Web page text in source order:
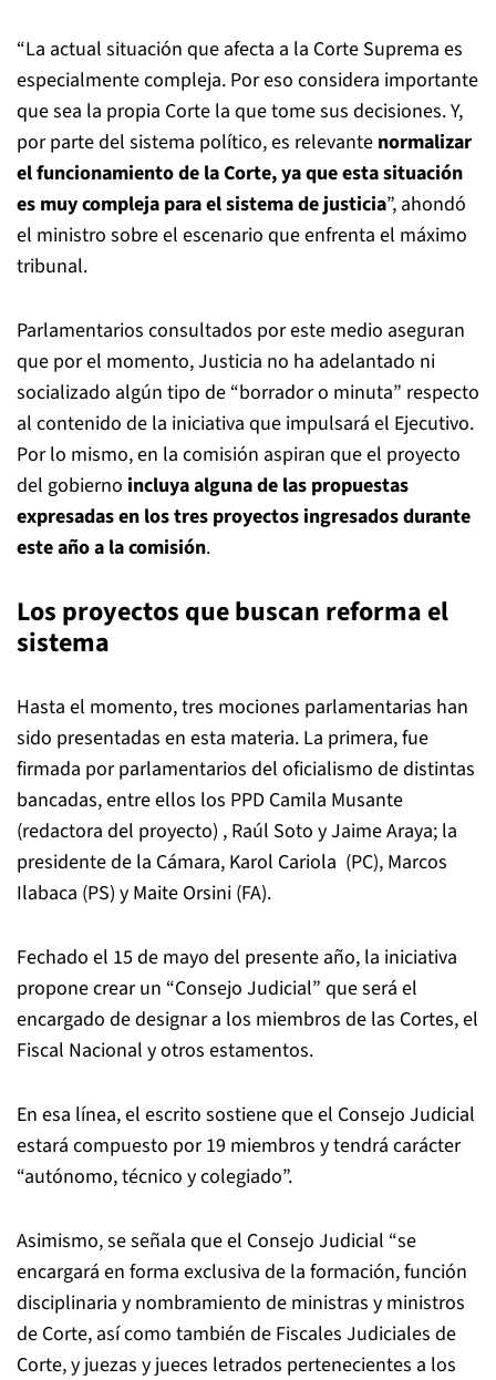
“La actual situación que afecta a la Corte Suprema es
especialmente compleja. Por eso considera importante
que sea la propia Corte la que tome sus decisiones. Y,
por parte del sistema político, es relevante normalizar
el funcionamiento de la Corte, ya que esta situación
es muy compleja para el sistema de justicia”, ahondó
el ministro sobre el escenario que enfrenta el máximo
tribunal.
Parlamentarios consultados por este medio aseguran
que por el momento, Justicia no ha adelantado ni
socializado algún tipo de “borrador o minuta” respecto
al contenido de la iniciativa que impulsará el Ejecutivo.
Por lo mismo, en la comisión aspiran que el proyecto
del gobierno incluya alguna de las propuestas
expresadas en los tres proyectos ingresados durante
este año a la comisión.
Los proyectos que buscan reforma el
sistema
Hasta el momento, tres mociones parlamentarias han
sido presentadas en esta materia. La primera, fue
firmada por parlamentarios del oficialismo de distintas
bancadas, entre ellos los PPD Camila Musante
(redactora del proyecto) , Raúl Soto y Jaime Araya; la
presidente de la Cámara, Karol Cariola (PC), Marcos
Ilabaca (PS) y Maite Orsini (FA).
Fechado el 15 de mayo del presente año, la iniciativa
propone crear un “Consejo Judicial” que será el
encargado de designar a los miembros de las Cortes, el
Fiscal Nacional y otros estamentos.
En esa línea, el escrito sostiene que el Consejo Judicial
estará compuesto por 19 miembros y tendrá carácter
“autónomo, técnico y colegiado”.
Asimismo, se señala que el Consejo Judicial “se
encargará en forma exclusiva de la formación, función
disciplinaria y nombramiento de ministras y ministros
de Corte, así como también de Fiscales Judiciales de
Corte, y juezas y jueces letrados pertenecientes a los